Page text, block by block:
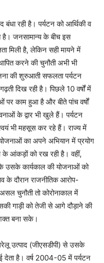
बंधा रही है। पर्यटन को आर्थिकी व
है। जनसामान्य के बीच इस
मिली है, लेकिन सही मायने में
करने की चुनौती अभी भी
की शुरुआती सफलता पर्यटन
दिख रही है। पिछले 10 वर्षों में
पर काम हुआ है और बीते पांच वर्षों
के द्वार भी खुले हैं। पर्यटन
भी महसूस कर रहे हैं। राज्य में
का अपने अभियान में प्रयोग
के आंकड़ों को रख रही है। वहीं,
उसके कार्यकाल की योजनाओं को
के दौरान राजनीतिक आरोप-
चुनौती तो कोरोनाकाल में
गाड़ी को तेजी से आगे दौड़ाने की
बना सके।
उत्पाद (जीएसडीपी) से उसके
देता है। वर्ष 2004-05 में पर्यटन